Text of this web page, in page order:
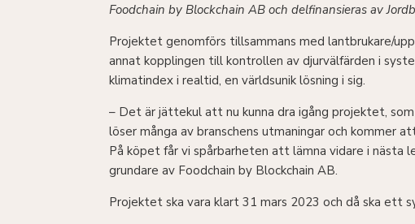
Foodchain by Blockchain AB och delfinansieras av
Projektet genomförs tillsammans med lantbrukare/
annat kopplingen till kontrollen av djurvälfärden i
klimatindex i realtid, en världsunik lösning i sig.
– Det är jättekul att nu kunna dra igång projektet,
löser många av branschens utmaningar och kommer
På köpet får vi spårbarheten att lämna vidare i nästa
grundare av Foodchain by Blockchain AB.
Projektet ska vara klart 31 mars 2023 och då ska ett